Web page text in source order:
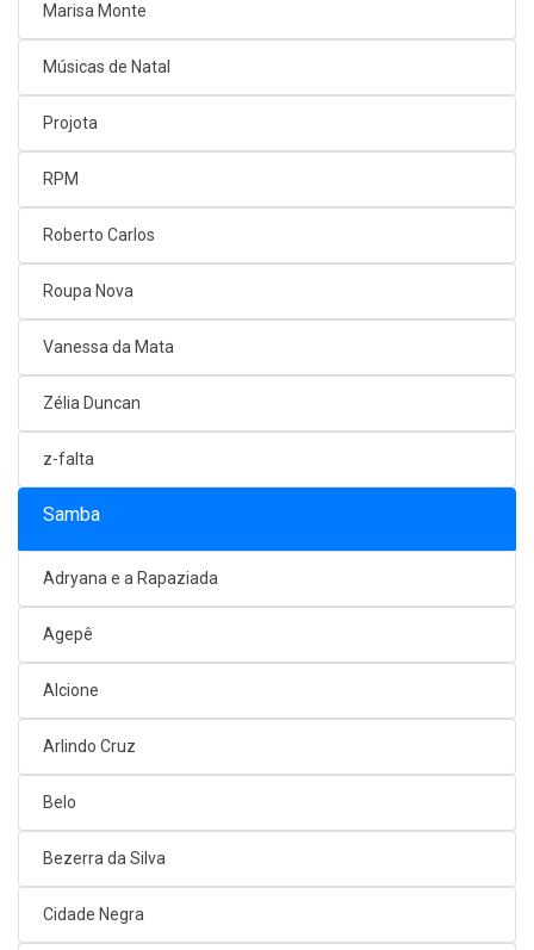
Marisa Monte
Músicas de Natal
Projota
RPM
Roberto Carlos
Roupa Nova
Vanessa da Mata
Zélia Duncan
z-falta
Samba
Adryana e a Rapaziada
Agepê
Alcione
Arlindo Cruz
Belo
Bezerra da Silva
Cidade Negra